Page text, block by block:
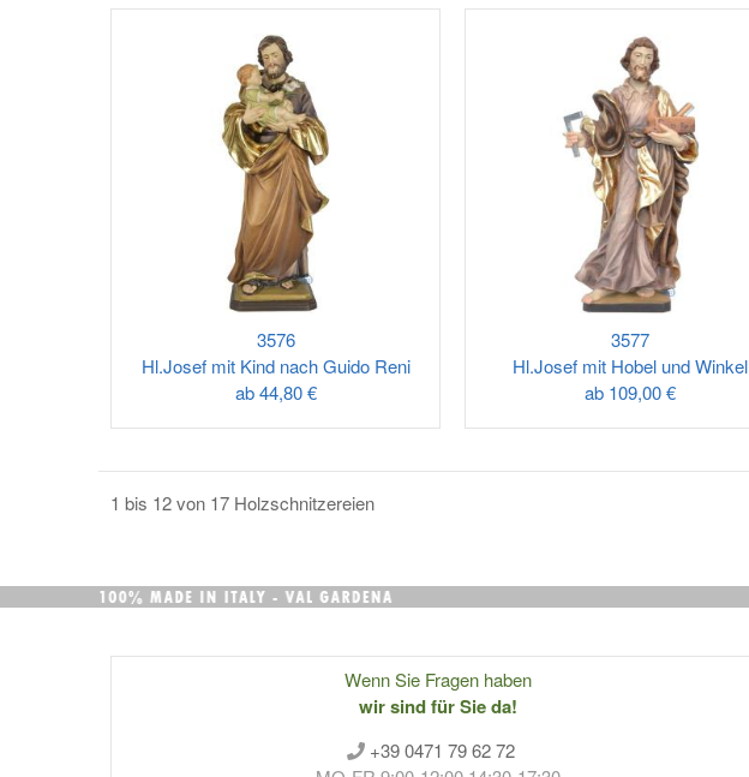
3576
Hl.Josef mit Kind nach Guido Reni
ab44,80 €
3577
Hl.Josef mit Hobel und Winkel
ab109,00 €
1 bis 12 von 17 Holzschnitzereien
Wenn Sie Fragen haben
wir sind für Sie da!
+39 0471 79 62 72